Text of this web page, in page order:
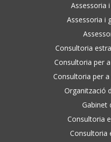
Assessoria
Assessoria i
Consultoria
Consultoria per
Consultoria per
Organització
Gabinet
Consultoria
Consultoria